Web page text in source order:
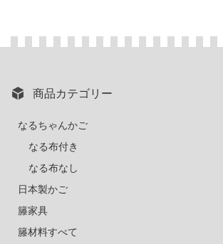
商品カテゴリー
なるちゃんかご
なる布付き
なる布なし
日本製かご
籐家具
籐材料すべて